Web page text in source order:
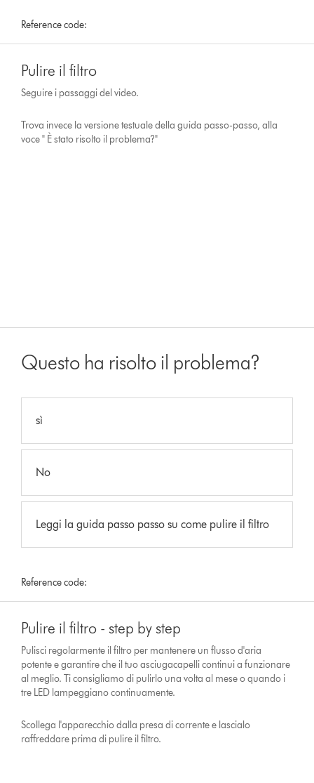
Reference code:
Pulire il filtro
Seguire i passaggi del video.
Trova invece la versione testuale della guida passo-passo, alla
voce " È stato risolto il problema?"
Questo ha risolto il problema?
sì
No
Leggi la guida passo passo su come pulire il filtro
Reference code:
Pulire il filtro - step by step
Pulisci regolarmente il filtro per mantenere un flusso d'aria
potente e garantire che il tuo asciugacapelli continui a funzionare
al meglio. Ti consigliamo di pulirlo una volta al mese o quando i
tre LED lampeggiano continuamente.
Scollega l'apparecchio dalla presa di corrente e lascialo
raffreddare prima di pulire il filtro.